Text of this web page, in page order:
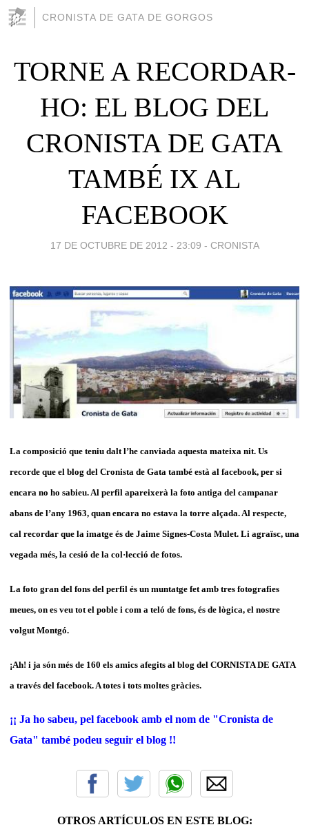
CRONISTA DE GATA DE GORGOS
TORNE A RECORDAR-
HO: EL BLOG DEL
CRONISTA DE GATA
TAMBÉ IX AL
FACEBOOK
17 DE OCTUBRE DE 2012 - 23:09 - CRONISTA
La composició que teniu dalt l’he canviada aquesta mateixa nit. Us
recorde que el blog del Cronista de Gata també està al facebook, per si
encara no ho sabieu. Al perfil apareixerà la foto antiga del campanar
abans de l’any 1963, quan encara no estava la torre alçada. Al respecte,
cal recordar que la imatge és de Jaime Signes-Costa Mulet. Li agraïsc, una
vegada més, la cesió de la col·lecció de fotos.
La foto gran del fons del perfil és un muntatge fet amb tres fotografies
meues, on es veu tot el poble i com a teló de fons, és de lògica, el nostre
volgut Montgó.
¡Ah! i ja són més de 160 els amics afegits al blog del CORNISTA DE GATA
a través del facebook. A totes i tots moltes gràcies.
¡¡ Ja ho sabeu, pel facebook amb el nom de "Cronista de
Gata" també podeu seguir el blog !!
OTROS ARTÍCULOS EN ESTE BLOG: